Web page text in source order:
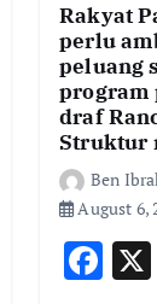
Rakyat
perlu
peluang
draf
Struktur
Ben
August 6,
F